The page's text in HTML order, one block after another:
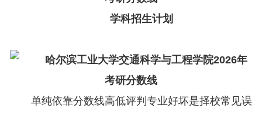
学科招生计划
单纯依靠分数线高低评判专业好坏是择校常见误